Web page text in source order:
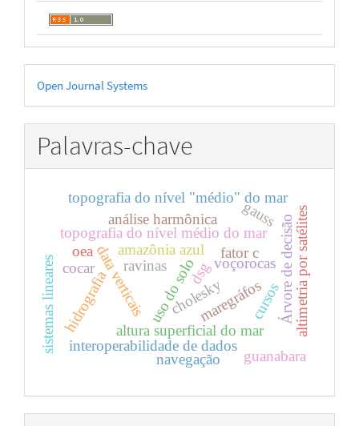
Desenvolvido
por
Open Journal Systems
Palavras-chave
data verticais
topografia do nível médio do mar
amazônia azul
voçorocas
ravinasuso do solo Árvore de decisãoaltimetria por satélites
altura superficial do mar
topografia do nível "médio" do mar
interoperabilidade de dados
análise harmônica
maregráfos
hidrografia
navegação
cocar dsg
fator c
gauss
cholesky
sistemas lineares
oea
cursos
guanabara